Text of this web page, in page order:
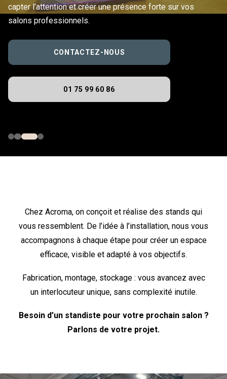
capter l’attention et créer une présence forte sur vos
salons professionnels.
CONTACTEZ-NOUS
01 75 99 60 86
Chez Acroma, on conçoit et réalise des stands qui
vous ressemblent. De l’idée à l’installation, nous vous
accompagnons à chaque étape pour créer un espace
efficace, visible et adapté à vos objectifs.
Fabrication, montage, stockage : vous avancez avec
un interlocuteur unique, sans complexité inutile.
Besoin d’un standiste pour votre prochain salon ?
Parlons de votre projet.